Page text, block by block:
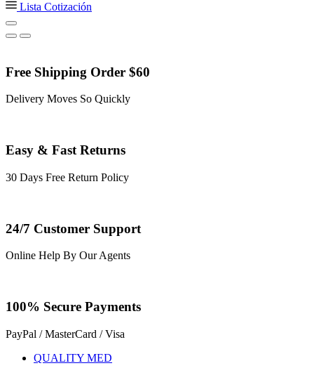
Lista Cotización
Free Shipping Order $60
Delivery Moves So Quickly
Easy & Fast Returns
30 Days Free Return Policy
24/7 Customer Support
Online Help By Our Agents
100% Secure Payments
PayPal / MasterCard / Visa
QUALITY MED